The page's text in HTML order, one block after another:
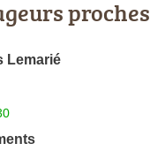
proches
Lemarié